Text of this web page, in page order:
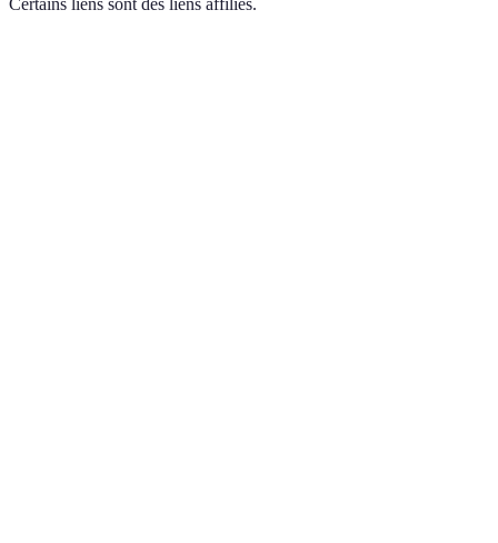
Certains liens sont des liens affiliés.